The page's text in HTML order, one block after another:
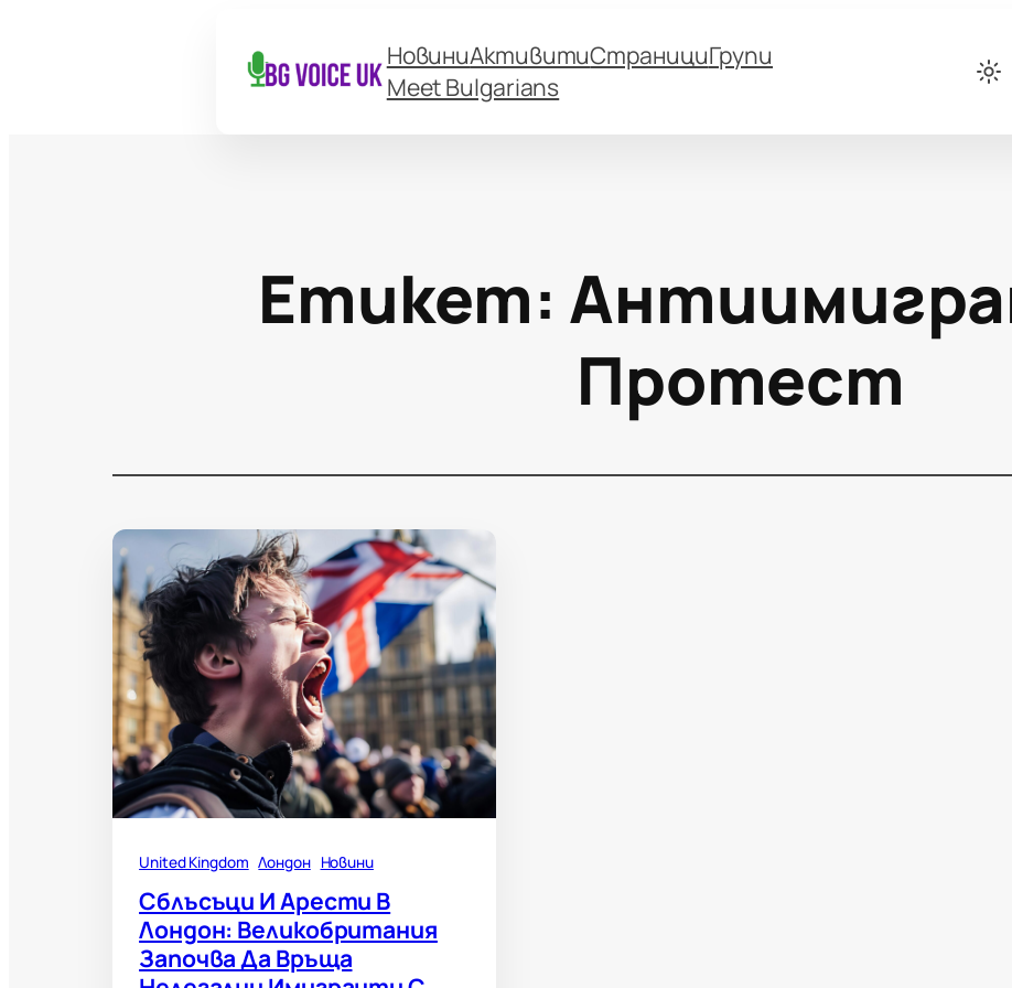
НовиниАктивитиСтранициГрупи
Meet Bulgarians
Етикет:
Протест
United Kingdom Лондон Новини
Сблъсъци И Арести В
Лондон: Великобритания
Започва Да Връща